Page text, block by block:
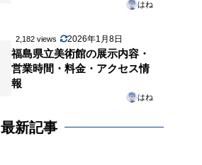
はね
2,182 views 2026年1月8日
福島県立美術館の展示内容・
営業時間・料金・アクセス情
報
はね
最新記事